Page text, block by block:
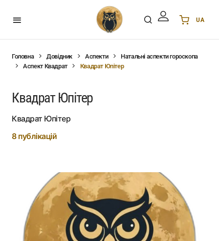
UA
Головна Довідник Аспекти
Натальні аспекти гороскопа
Аспект Квадрат
Квадрат Юпітер
Квадрат Юпітер
Квадрат Юпітер
8 публікацій